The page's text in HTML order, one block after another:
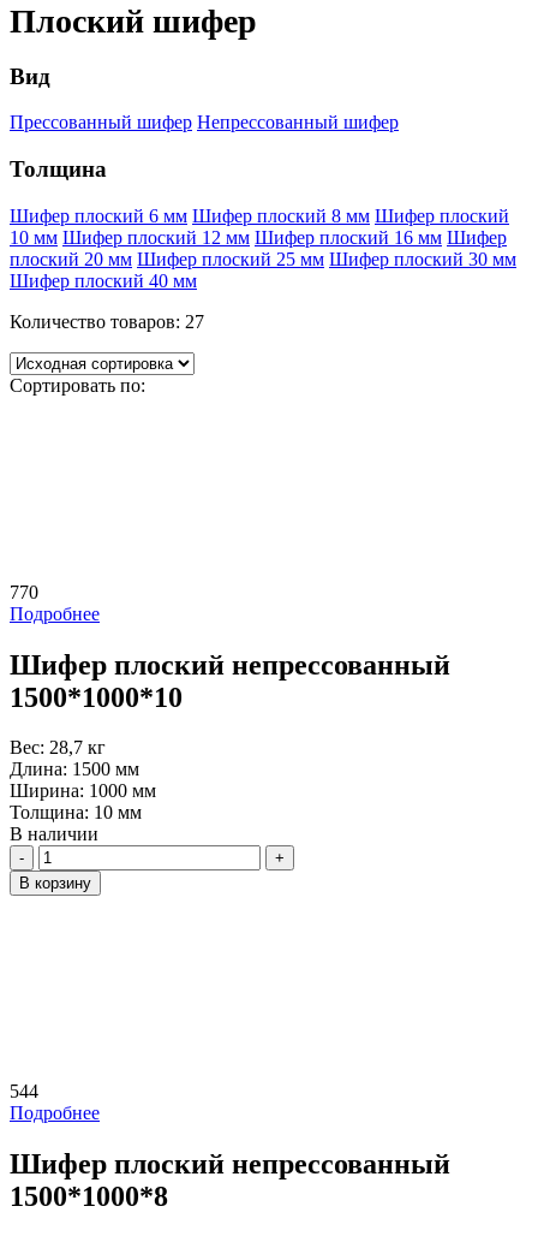
Плоский шифер
Вид
Прессованный шифер Непрессованный шифер
Толщина
Шифер плоский 6 мм Шифер плоский 8 мм Шифер плоский
10 мм Шифер плоский 12 мм Шифер плоский 16 мм Шифер
плоский 20 мм Шифер плоский 25 мм Шифер плоский 30 мм
Шифер плоский 40 мм
Количество товаров: 27
Сортировать по:
770
Подробнее
Шифер плоский непрессованный
1500*1000*10
Вес: 28,7 кг
Длина: 1500 мм
Ширина: 1000 мм
Толщина: 10 мм
В наличии
Количество
В корзину
544
Подробнее
Шифер плоский непрессованный
1500*1000*8